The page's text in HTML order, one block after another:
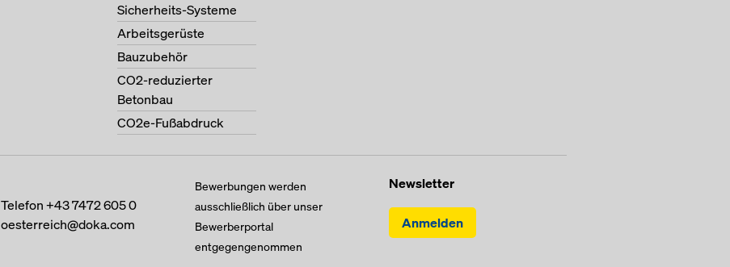
Sicherheits-Systeme
Arbeitsgerüste
Bauzubehör
CO2-reduzierter
Betonbau
CO2e-Fußabdruck
Telefon+43 7472 605 0
oesterreich@doka.com
Bewerbungen werden
ausschließlich über unser
Bewerberportal
entgegengenommen
Newsletter
Anmelden